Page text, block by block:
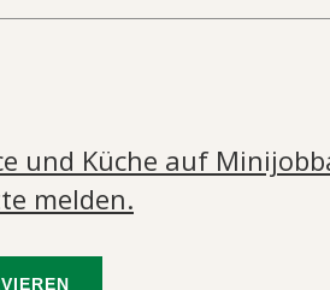
und Küche auf
melden.